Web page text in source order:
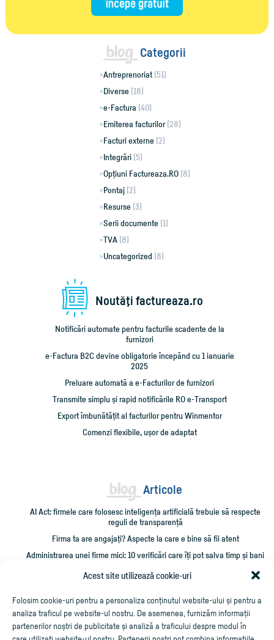
Acest site utilizează cookie-uri
Folosim cookie-uri pentru a personaliza conținutul website-ului și pentru a
analiza traficul pe website-ul nostru. De asemenea, furnizăm informații
partenerilor noștri de publicitate și analiză a traficului despre modul în
Categorii
Antreprenoriat (51)
Diverse (18)
e-Factura (40)
Emiterea facturilor(28)
Facturi externe (2)
Integrări (5)
Opțiuni Factureaza.RO (8)
Pontaj (2)
Resurse (3)
Serii documente (1)
TVA (8)
Uncategorized (8)
Noutăţi factureaza.ro
Notificări automate pentru facturile scadente de la
furnizori
e-Factura B2C devine obligatorie începând cu 1 ianuarie
2025
Preluare automată a e-Facturilor de furnizori
Transmite simplu și rapid notificările RO e-Transport
Export îmbunătățit al facturilor pentru Winmentor
Comenzi flexibile, ușor de adaptat
Articole
AI Act: firmele care folosesc inteligența artificială trebuie să respecte
reguli de transparență
Firma ta are angajați? Aspecte la care e bine să fii atent
Administrarea unei firme mici: 10 verificări care îți pot salva timp și bani
Cum împrumut firma cu bani și cum îmi recuperez creditarea?